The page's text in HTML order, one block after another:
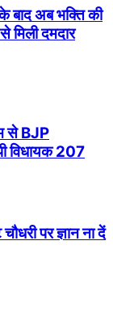
बाद अब भक्ति की
दमदार
से BJP
विधायक 207
पर ज्ञान ना दें